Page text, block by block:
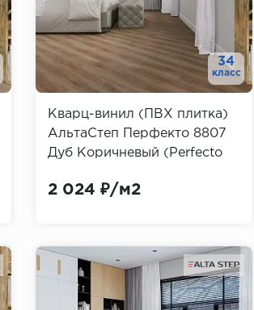
34
класс
Кварц-винил (ПВХ плитка)
АльтаСтеп Перфекто 8807
Дуб Коричневый (Perfecto
2 024 ₽/м2